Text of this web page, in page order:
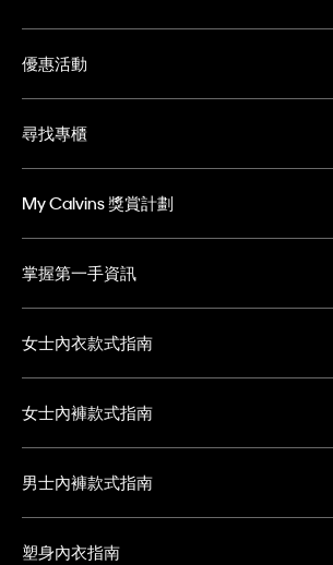
優惠活動
尋找專櫃
My Calvins 獎賞計劃
掌握第一手資訊
女士內衣款式指南
女士內褲款式指南
男士內褲款式指南
塑身內衣指南